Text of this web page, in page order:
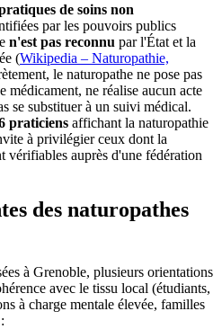
de soins non
par les pouvoirs publics
n'est pas reconnu par l'État et la
(Wikipedia – Naturopathie,
le naturopathe ne pose pas
médicament, ne réalise aucun acte
se substituer à un suivi médical.
praticiens affichant la naturopathie
à privilégier ceux dont la
vérifiables auprès d'une fédération
des naturopathes
à Grenoble, plusieurs orientations
avec le tissu local (étudiants,
à charge mentale élevée, familles